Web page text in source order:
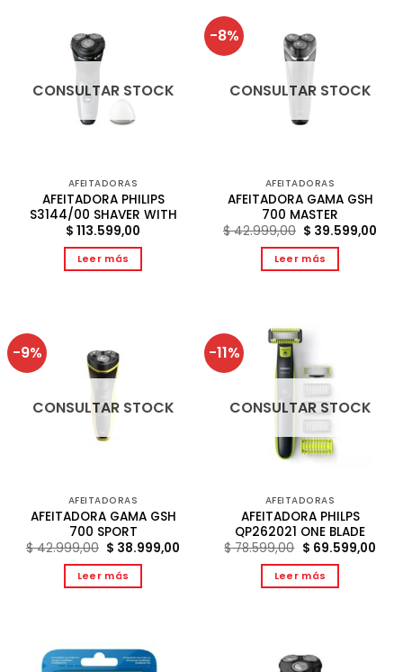
CONSULTAR STOCK
AFEITADORAS
AFEITADORA PHILIPS
S3144/00 SHAVER WITH
$ 113.599,00
Leer más
-8%
CONSULTAR STOCK
AFEITADORAS
AFEITADORA GAMA GSH
700 MASTER
$42.999,00 El
original
era:
$ 39.599,00
Leer más
-9%
CONSULTAR STOCK
AFEITADORAS
AFEITADORA GAMA GSH
700 SPORT
$42.999,00 El
precio
original
era:
$ 42.999,00.
$ 38.999,00
Leer más
-11%
CONSULTAR STOCK
AFEITADORAS
AFEITADORA PHILPS
QP262021 ONE BLADE
$78.599,00 El
precio
original
era:
$ 78.599,00.
$ 69.599,00El
Leer más